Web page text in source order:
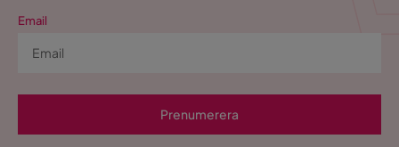
Email
Prenumerera